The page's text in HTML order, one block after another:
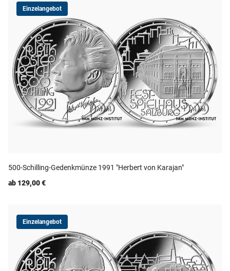
Einzelangebot
500-Schilling-Gedenkmünze 1991 "Herbert von Karajan"
ab 129,00 €
Einzelangebot